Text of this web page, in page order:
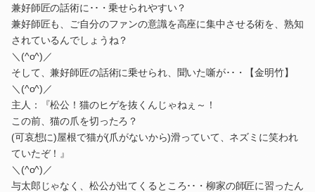
兼好師匠の話術に･･・乗せられやすい？
兼好師匠も、ご自分のファンの意識を高座に集中させる術を、熟知
されているんでしょうね？
＼(^o^)／
そして、兼好師匠の話術に乗せられ、聞いた噺が･･・【金明竹】
＼(^o^)／
主人：『松公！猫のヒゲを抜くんじゃねぇ～！
この前、猫の爪を切ったろ？
(可哀想に)屋根で猫が(爪がないから)滑っていて、ネズミに笑われ
ていたぞ！』
＼(^o^)／
与太郎じゃなく、松公が出てくるところ･･・柳家の師匠に習ったん